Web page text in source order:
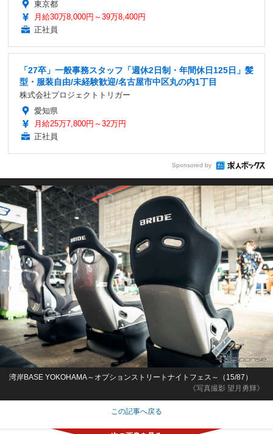
東京都
月給30万8,000円～39万8,400円
正社員
「27卒」一般事務スタッフ「週休2日制・年間休日125日」髪
型・服装自由/未経験歓迎/名古屋市中区丸の内1丁目
株式会社プロジェクトトリガー
愛知県
月給25万7,800円～32万円
正社員
Sponsored by
《写真撮影 望月勇輝》
湾岸BASE YOKOHAMA～オプションストリートナイトフェス～（15/87）
この記事へ戻る